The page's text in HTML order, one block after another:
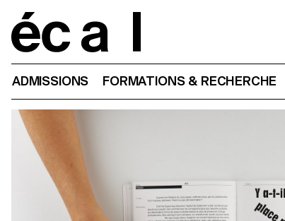
ADMISSIONS FORMATIONS & RECHERCHE